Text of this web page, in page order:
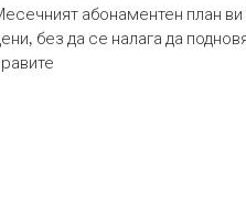
абонаментен план
без да се налага да